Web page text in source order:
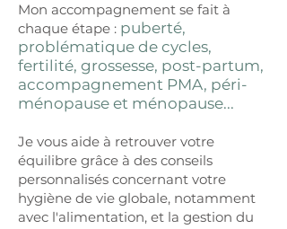
Mon accompagnement se fait à
chaque étape : puberté,
problématique de cycles,
fertilité, grossesse, post-partum,
accompagnement PMA, péri-
ménopause et ménopause...
Je vous aide à retrouver votre
équilibre grâce à des conseils
personnalisés concernant votre
hygiène de vie globale, notamment
avec l'alimentation, et la gestion du